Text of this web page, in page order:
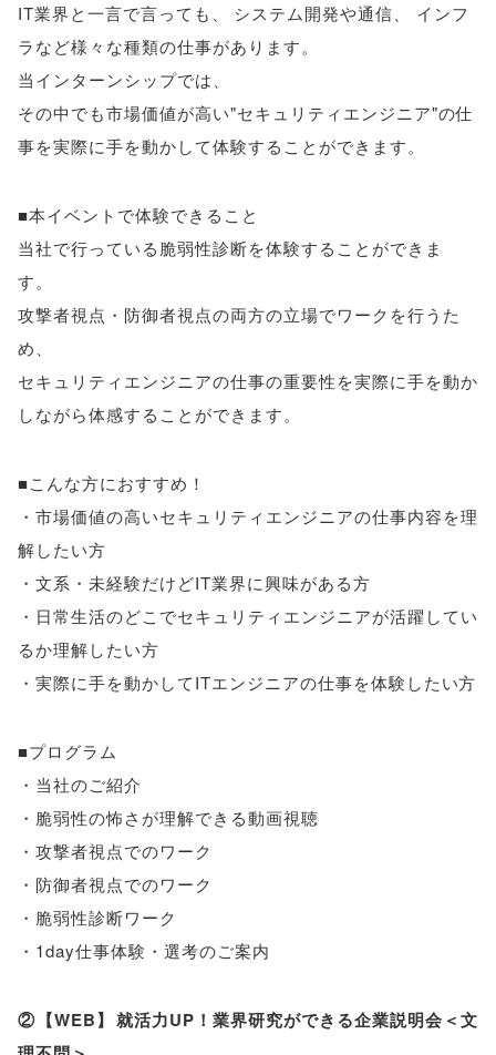
IT業界と一言で言っても
システム開発や通信
インフ
ラなど様々な種類の仕事があります。
当インターンシップでは
その中でも市場価値が高い"セキュリティエンジニア"の仕
事を実際に手を動かして体験することができます。
■本イベントで体験できること
当社で行っている脆弱性診断を体験することができま
す。
攻撃者視点・防御者視点の両方の立場でワークを行うた
め
セキュリティエンジニアの仕事の重要性を実際に手を動か
しながら体感することができます。
■こんな方におすすめ！
・市場価値の高いセキュリティエンジニアの仕事内容を理
解したい方
・文系・未経験だけどIT業界に興味がある方
・日常生活のどこでセキュリティエンジニアが活躍してい
るか理解したい方
・実際に手を動かしてITエンジニアの仕事を体験したい方
■プログラム
・当社のご紹介
・脆弱性の怖さが理解できる動画視聴
・攻撃者視点でのワーク
・防御者視点でのワーク
・脆弱性診断ワーク
・1day仕事体験・選考のご案内
② 【WEB】 就活力UP！業界研究ができる企業説明会＜文